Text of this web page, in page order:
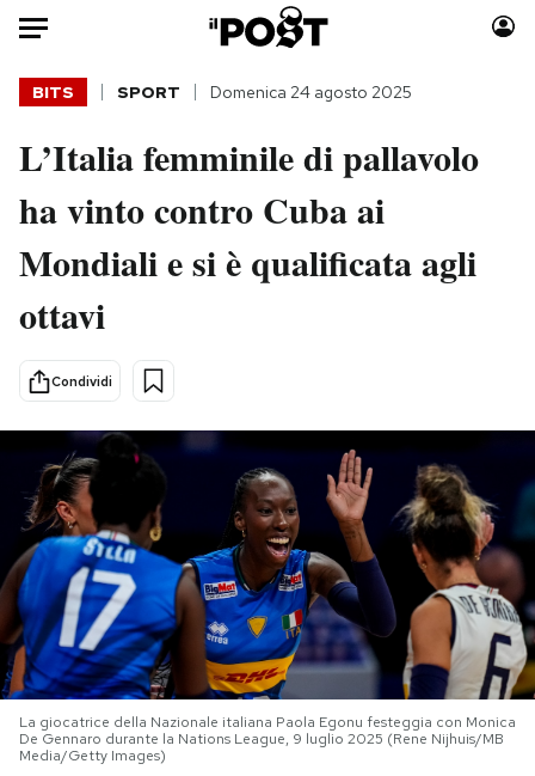
Auto
HOME
Italia
Politica
Tecnologia
Scienza
Cultura
Economia
Sport
Moda
Consumismi
Mondiali calcio 2026
PODCAST
NEWSLETTER
I MIEI PREFERITI
BITS SPORT Domenica 24 agosto 2025
L’Italia femminile di pallavolo
ha vinto contro Cuba ai
Mondiali e si è qualificata agli
ottavi
Condividi
La giocatrice della Nazionale italiana Paola Egonu festeggia con Monica
De Gennaro durante la Nations League, 9 luglio 2025 (Rene Nijhuis/MB
Media/Getty Images)